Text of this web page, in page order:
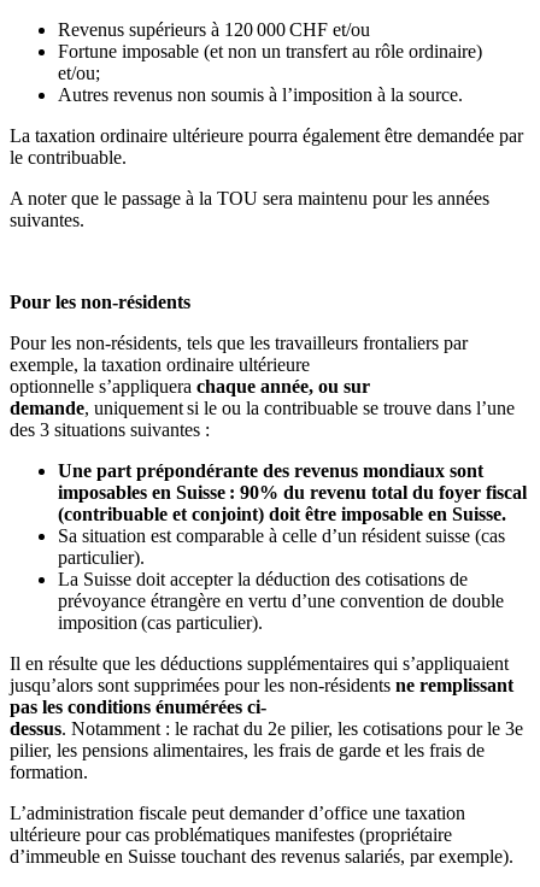
Revenus supérieurs à 120 000 CHF et/ou
Fortune imposable (et non un transfert au rôle ordinaire)
et/ou;
Autres revenus non soumis à l’imposition à la source.
La taxation ordinaire ultérieure pourra également être demandée par
le contribuable.
A noter que le passage à la TOU sera maintenu pour les années
suivantes.
Pour les non-résidents
Pour les non-résidents, tels que les travailleurs frontaliers par
exemple, la taxation ordinaire ultérieure
optionnelle s’appliquera chaque année, ou sur
demande, uniquement si le ou la contribuable se trouve dans l’une
des 3 situations suivantes :
Une part prépondérante des revenus mondiaux sont
imposables en Suisse : 90% du revenu total du foyer fiscal
(contribuable et conjoint) doit être imposable en Suisse.
Sa situation est comparable à celle d’un résident suisse (cas
particulier).
La Suisse doit accepterla déduction des cotisations de
prévoyance étrangère en vertu d’une convention de double
imposition (cas particulier).
Il en résulte que les déductions supplémentaires qui s’appliquaient
jusqu’alors sont supprimées pour les non-résidents ne remplissant
pas les conditions énumérées ci-
dessus. Notamment : le rachat du 2e pilier, les cotisations pour le 3e
pilier, les pensions alimentaires, les frais de garde et les frais de
formation.
L’administration fiscale peut demander d’office une taxation
ultérieure pour cas problématiques manifestes (propriétaire
d’immeuble en Suisse touchant des revenus salariés, par exemple).